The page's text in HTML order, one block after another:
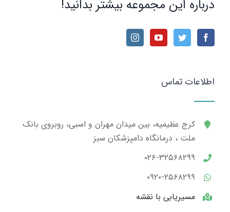
درباره این مجموعه بیشتر بدانید!
اطلاعات تماس
کرج عظیمیه، بین میدان مهران و اسبی، روبروی بانک
ملت ، درمانگاه دامپزشکان سبز
۰۲۶-۳۲۵۶۸۲۹۹
۰۹۲۰-۲۵۶۸۲۹۹
مسیریابی با نقشه